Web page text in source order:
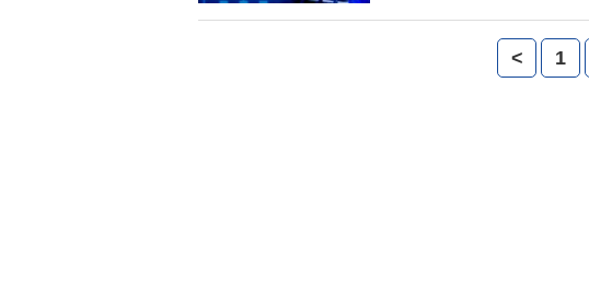
營企業「聯通公司」通知
通」的決策引來黨報的批
到阻力？怎麼解讀，我們
< 1